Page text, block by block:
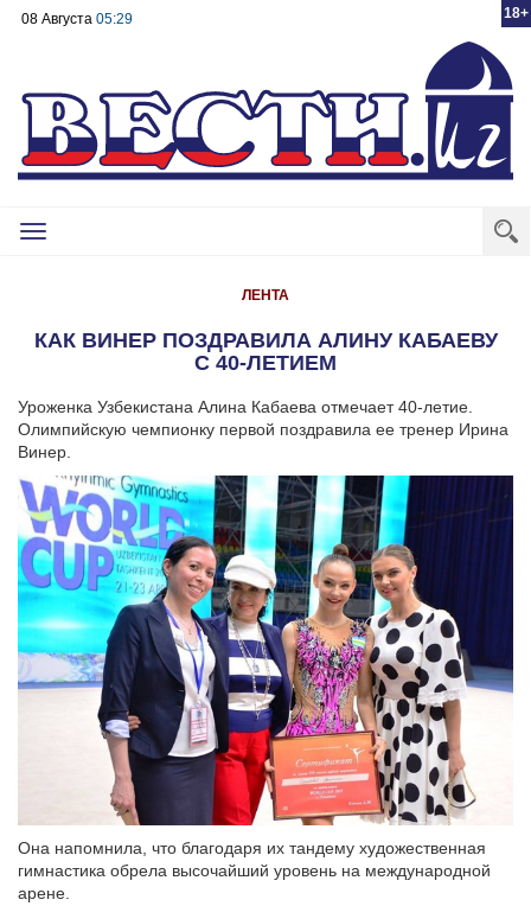
18+
08 Августа 05:29
Toggle
ЛЕНТА
КАК ВИНЕР ПОЗДРАВИЛА АЛИНУ КАБАЕВУ
С 40-ЛЕТИЕМ
Уроженка Узбекистана Алина Кабаева отмечает 40-летие.
Олимпийскую чемпионку первой поздравила ее тренер Ирина
Винер.
Она напомнила, что благодаря их тандему художественная
гимнастика обрела высочайший уровень на международной
арене.